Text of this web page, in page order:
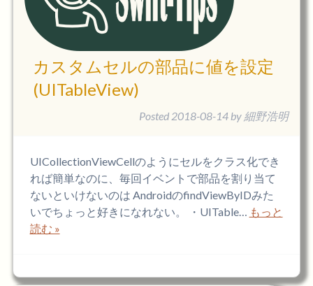
カスタムセルの部品に値を設定
(UITableView)
Posted 2018-08-14 by 細野浩明
UICollectionViewCellのようにセルをクラス化でき
れば簡単なのに、毎回イベントで部品を割り当て
ないといけないのは AndroidのfindViewByIDみた
いでちょっと好きになれない。 ・UITable… もっと
読む »